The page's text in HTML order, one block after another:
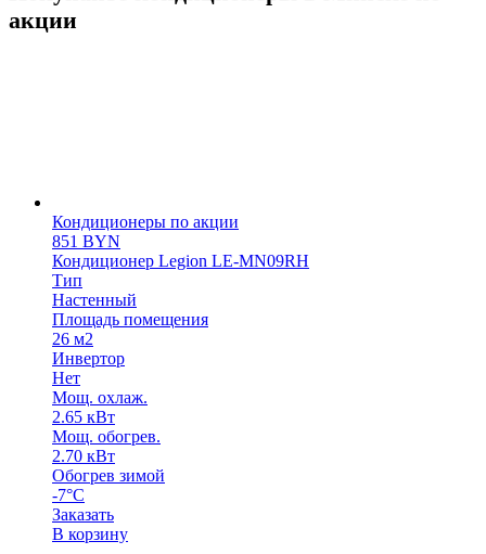
акции
Кондиционеры по акции
851 BYN
Кондиционер Legion LE-MN09RH
Тип
Настенный
Площадь помещения
26 м2
Инвертор
Нет
Мощ. охлаж.
2.65 кВт
Мощ. обогрев.
2.70 кВт
Обогрев зимой
-7°С
Заказать
В корзину